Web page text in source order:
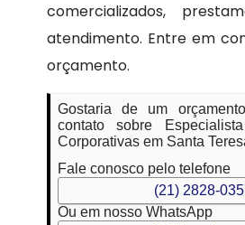
comercializados,
atendimento. Entre em
orçamento.
Gostaria de um
contato sobre
Corporativas em Santa
Fale conosco pelo telefone
(21) 2828-
Ou em nosso WhatsApp